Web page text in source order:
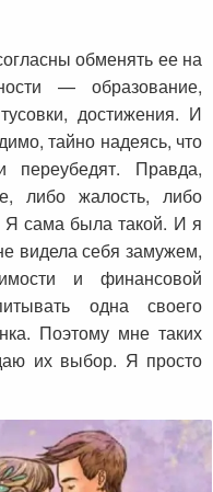
обменять ее на
— образование,
достижения. И
тайно надеясь, что
Правда,
либо жалость, либо
сама была такой. И я
видела себя замужем,
и финансовой
одна своего
Поэтому мне таких
их выбор. Я просто